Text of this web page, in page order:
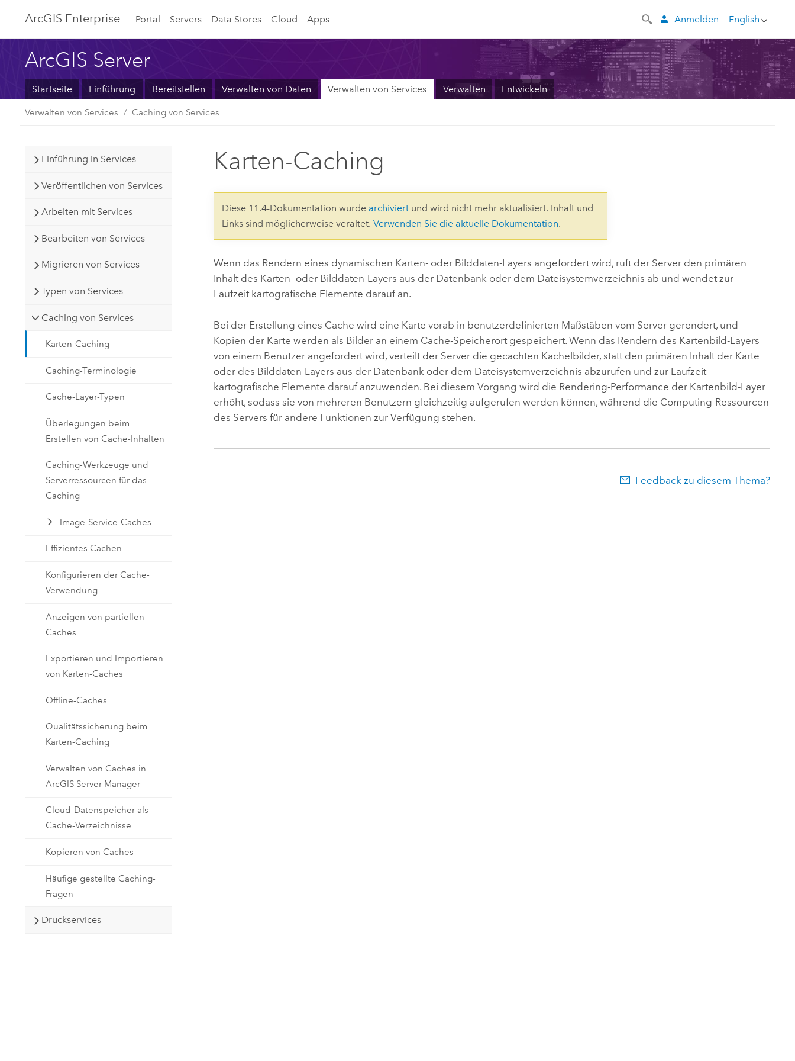
ArcGIS Enterprise Portal Servers Data Stores Cloud Apps English
Anmelden
ArcGIS Server
Startseite Einführung Bereitstellen Verwalten von Daten Verwalten von Services Verwalten Entwickeln
Verwalten von Services Caching von Services
Einführung in Services
Veröffentlichen von Services
Arbeiten mit Services
Bearbeiten von Services
Migrieren von Services
Typen von Services
Caching von Services
Karten-Caching
Caching-Terminologie
Cache-Layer-Typen
Überlegungen beim
Erstellen von Cache-Inhalten
Caching-Werkzeuge und
Serverressourcen für das
Caching
Image-Service-Caches
Effizientes Cachen
Konfigurieren der Cache-
Verwendung
Anzeigen von partiellen
Caches
Exportieren und Importieren
von Karten-Caches
Offline-Caches
Qualitätssicherung beim
Karten-Caching
Verwalten von Caches in
ArcGIS Server Manager
Cloud-Datenspeicher als
Cache-Verzeichnisse
Kopieren von Caches
Häufige gestellte Caching-
Fragen
Druckservices
Karten-Caching
Diese 11.4-Dokumentation wurde archiviert und wird nicht mehr aktualisiert. Inhalt und
Links sind möglicherweise veraltet.Verwenden Sie die aktuelle Dokumentation.
Wenn das Rendern eines dynamischen Karten- oder Bilddaten-Layers angefordert wird, ruft der Server den primären
Inhalt des Karten- oder Bilddaten-Layers aus der Datenbank oder dem Dateisystemverzeichnis ab und wendet zur
Laufzeit kartografische Elemente darauf an.
Bei der Erstellung eines Cache wird eine Karte vorab in benutzerdefinierten Maßstäben vom Server gerendert, und
Kopien der Karte werden als Bilder an einem Cache-Speicherort gespeichert. Wenn das Rendern des Kartenbild-Layers
von einem Benutzer angefordert wird, verteilt der Server die gecachten Kachelbilder, statt den primären Inhalt der Karte
oder des Bilddaten-Layers aus der Datenbank oder dem Dateisystemverzeichnis abzurufen und zur Laufzeit
kartografische Elemente darauf anzuwenden. Bei diesem Vorgang wird die Rendering-Performance der Kartenbild-Layer
erhöht, sodass sie von mehreren Benutzern gleichzeitig aufgerufen werden können, während die Computing-Ressourcen
des Servers für andere Funktionen zur Verfügung stehen.
Feedback zu diesem Thema?